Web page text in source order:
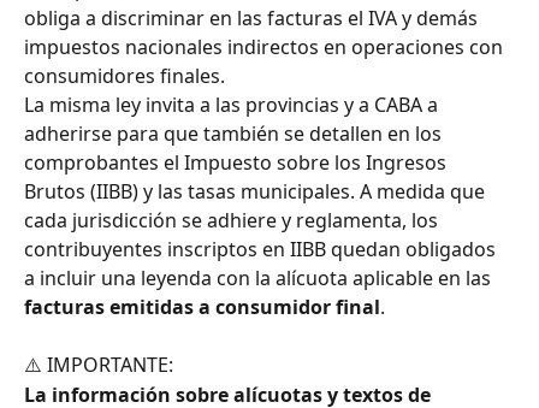
obliga a discriminar en las facturas el IVA y demás
impuestos nacionales indirectos en operaciones con
consumidores finales.
La misma ley invita a las provincias y a CABA a
adherirse para que también se detallen en los
comprobantes el Impuesto sobre los Ingresos
Brutos (IIBB) y las tasas municipales. A medida que
cada jurisdicción se adhiere y reglamenta, los
contribuyentes inscriptos en IIBB quedan obligados
a incluir una leyenda con la alícuota aplicable en las
facturas emitidas a consumidor final.
⚠️ IMPORTANTE:
La información sobre alícuotas y textos de